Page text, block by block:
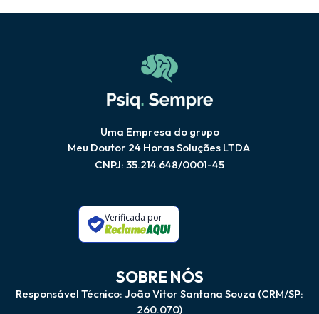
Uma Empresa do grupo
Meu Doutor 24 Horas Soluções LTDA
CNPJ: 35.214.648/0001-45
Verificada por
SOBRE NÓS
Responsável Técnico: João Vitor Santana Souza (CRM/SP:
260.070)